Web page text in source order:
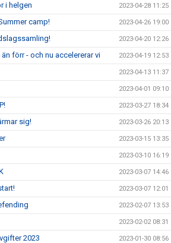
i helgen 2023-04-28 11:25
camp! 2023-04-26 19:00
2023-04-20 12:26
förr - och nu accelererar vi 2023-04-19 12:53
2023-04-13 11:37
2023-04-01 09:10
2023-03-27 18:34
sig! 2023-03-26 20:13
2023-03-15 13:35
2023-03-10 16:19
2023-03-07 14:46
2023-03-07 12:01
2023-02-07 13:53
2023-02-02 08:31
2023 2023-01-30 08:56